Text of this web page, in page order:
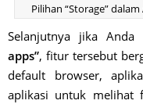
Pilihan “Storage”
Selanjutnya jika
apps”, fitur tersebut
default browser,
aplikasi untuk melihat